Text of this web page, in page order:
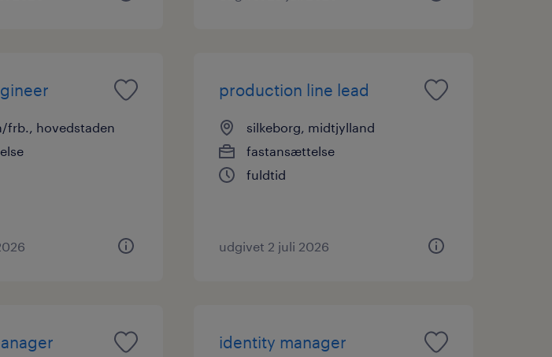
frb., hovedstaden
production line lead
silkeborg, midtjylland
fastansættelse
fuldtid
udgivet 2 juli 2026
identity manager